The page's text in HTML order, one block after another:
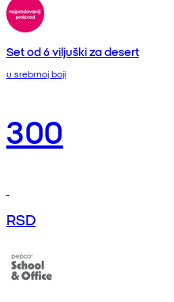
Set od 6 viljuški za desert
u srebrnoj boji
300
RSD